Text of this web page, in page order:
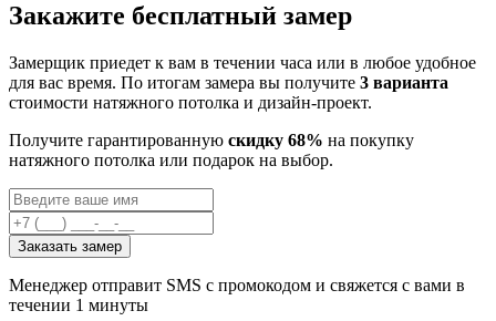
Закажите бесплатный замер
Замерщик приедет к вам в течении часа или в любое удобное
для вас время. По итогам замера вы получите 3 варианта
стоимости натяжного потолка и дизайн-проект.
Получите гарантированную скидку 68% на покупку
натяжного потолка или подарок на выбор.
Заказать замер
Менеджер отправит SMS с промокодом и свяжется с вами в
течении 1 минуты